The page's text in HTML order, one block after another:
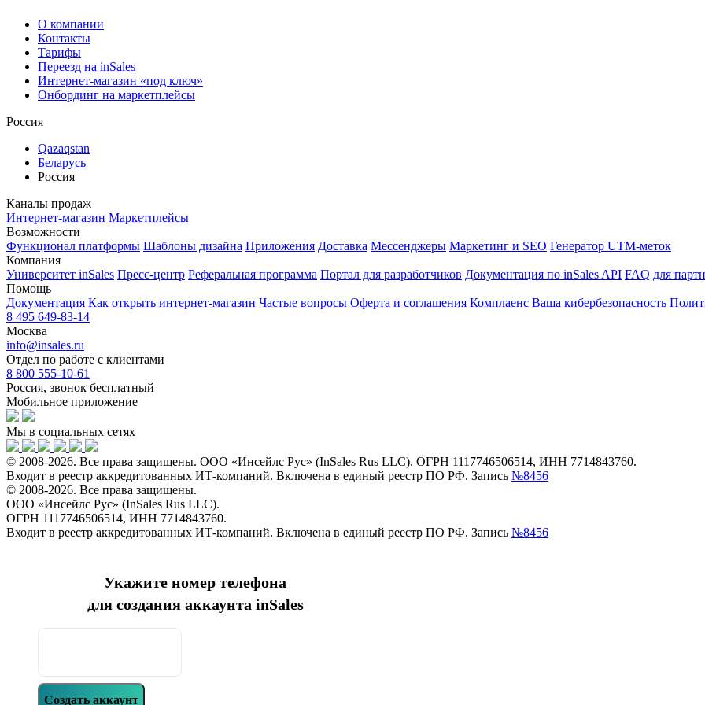
О компании
Контакты
Тарифы
Переезд на inSales
Интернет-магазин «под ключ»
Онбординг на маркетплейсы
Россия
Qazaqstan
Беларусь
Россия
Каналы продаж
Интернет-магазин Маркетплейсы
Возможности
Функционал платформы Шаблоны дизайна Приложения Доставка Мессенджеры Маркетинг и SEO Генератор UTM-меток
Компания
Университет inSales Пресс-центр Реферальная программа Портал для разработчиков Документация по inSales API FAQ для
Помощь
Документация Как открыть интернет-магазин Частые вопросы Оферта и соглашения Комплаенс Ваша кибербезопасность
8 495 649-83-14
Москва
info@insales.ru
Отдел по работе с клиентами
8 800 555-10-61
Россия, звонок бесплатный
Мобильное приложение
Мы в социальных сетях
© 2008-2026. Все права защищены. ООО «Инсейлс Рус» (InSales Rus LLC). ОГРН 1117746506514, ИНН 7714843760.
Входит в реестр аккредитованных ИТ-компаний. Включена в единый реестр ПО РФ. Запись №8456
© 2008-2026. Все права защищены.
ООО «Инсейлс Рус» (InSales Rus LLC).
ОГРН 1117746506514, ИНН 7714843760.
Входит в реестр аккредитованных ИТ-компаний. Включена в единый реестр ПО РФ. Запись №8456
Укажите номер телефона
для создания аккаунта inSales
Создать аккаунт